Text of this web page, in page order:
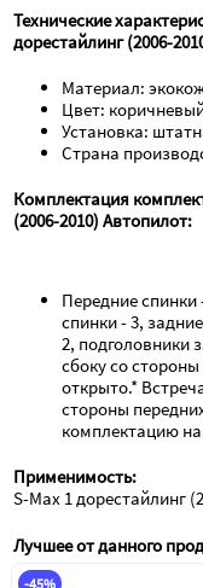
Технические
дорестайлинг (2006-
Материал:
Цвет:
Установка:
Страна
Комплектация
(2006-2010) Автопилот:
Передние спинки
спинки - 3,
2, подголовники
сбоку со
открыто.*
стороны
комплектацию
Применимость:
S-Max 1 дорестайлинг
Лучшее от данного
-45%